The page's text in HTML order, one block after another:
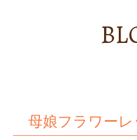
母娘フラワー